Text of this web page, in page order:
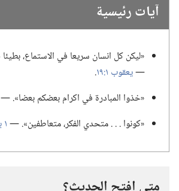
آيات رئيسية
‏«ليكن كل انسان سريعا في الاستماع،‏ بطيئا
—‏يعقوب ١:‏١٩
‏.‏
‏«خذوا المبادرة في اكرام بعضكم بعضا».‏ —‏
‏«كونوا .‏ .‏ .‏ متحدي الفكر،‏ متعاطفين».‏ —‏١ بطرس ٣:‏٨